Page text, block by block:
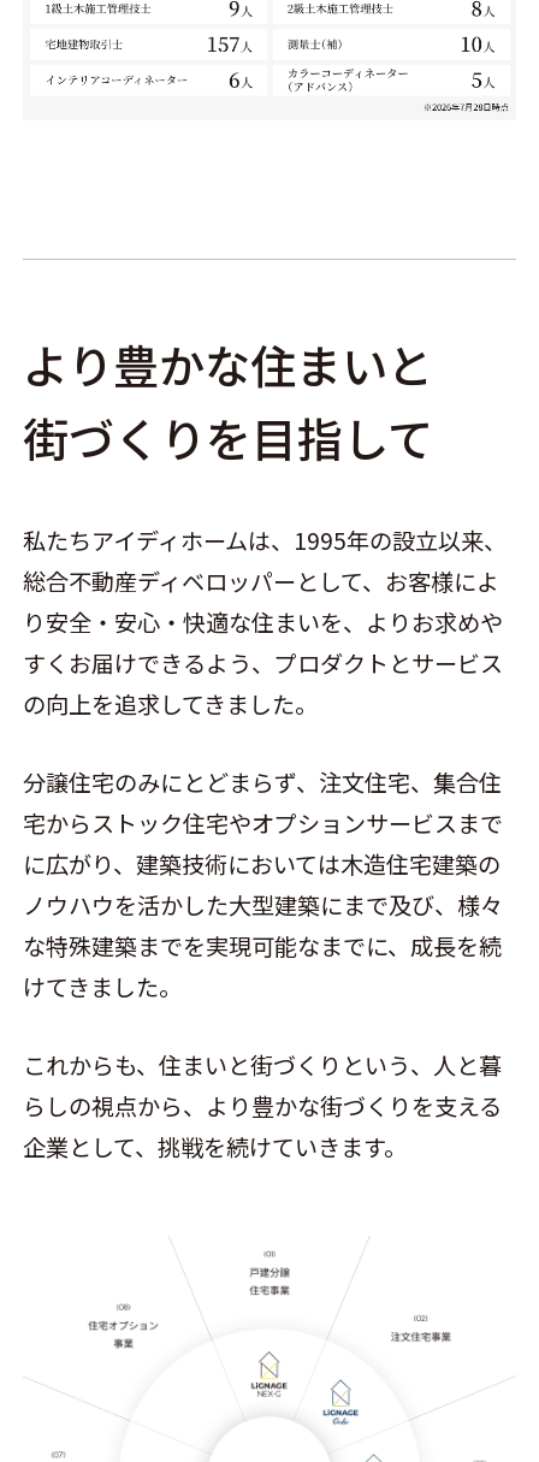
より豊かな住まいと
街づくりを目指して
私たちアイディホームは、1995年の設立以来、
総合不動産ディベロッパーとして、お客様によ
り安全・安心・快適な住まいを、よりお求めや
すくお届けできるよう、プロダクトとサービス
の向上を追求してきました。
分譲住宅のみにとどまらず、注文住宅、集合住
宅からストック住宅やオプションサービスまで
に広がり、建築技術においては木造住宅建築の
ノウハウを活かした大型建築にまで及び、様々
な特殊建築までを実現可能なまでに、成長を続
けてきました。
これからも、住まいと街づくりという、人と暮
らしの視点から、より豊かな街づくりを支える
企業として、挑戦を続けていきます。